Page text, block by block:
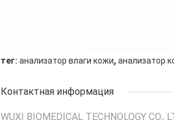
тег: анализатор влаги кожи, анализатор
Контактная информация
WUXI BIOMEDICAL TECHNOLOGY CO.,